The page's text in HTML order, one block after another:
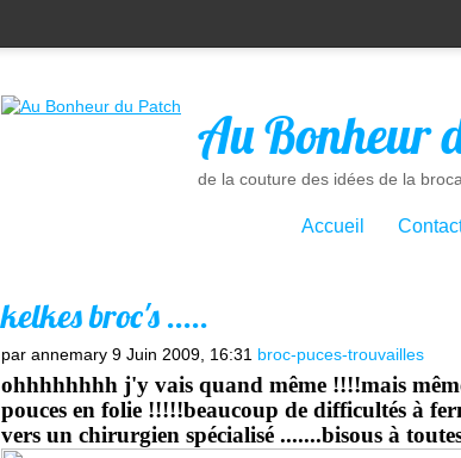
Au Bonheur
de la couture des idées de la
Accueil
kelkes broc's .....
par annemary 9 Juin 2009, 16:31 broc-puces-trouvailles
ohhhhhhhh j'y vais quand même !!!!mais
pouces en folie !!!!!beaucoup de difficultés à
vers un chirurgien spécialisé .......bisous à